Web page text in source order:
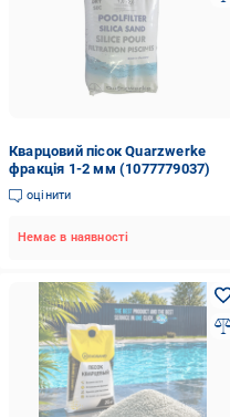
Кварцовий пісок Quarzwerke
фракція 1-2 мм (1077779037)
оцінити
Немає в наявності